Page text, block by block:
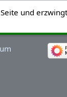
und